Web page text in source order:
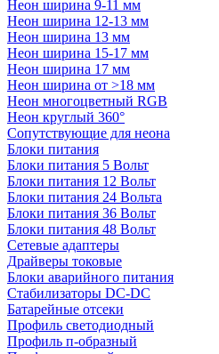
Неон ширина 9-11 мм
Неон ширина 12-13 мм
Неон ширина 13 мм
Неон ширина 15-17 мм
Неон ширина 17 мм
Неон ширина от >18 мм
Неон многоцветный RGB
Неон круглый 360°
Сопутствующие для неона
Блоки питания
Блоки питания 5 Вольт
Блоки питания 12 Вольт
Блоки питания 24 Вольта
Блоки питания 36 Вольт
Блоки питания 48 Вольт
Сетевые адаптеры
Драйверы токовые
Блоки аварийного питания
Стабилизаторы DC-DC
Батарейные отсеки
Профиль светодиодный
Профиль п-образный